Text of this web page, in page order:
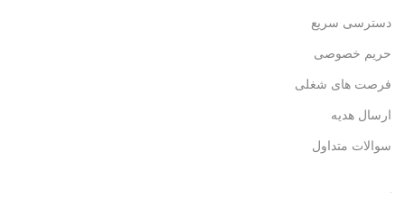
دسترسی سریع
حریم خصوصی
فرصت های شغلی
ارسال هدیه
سوالات متداول